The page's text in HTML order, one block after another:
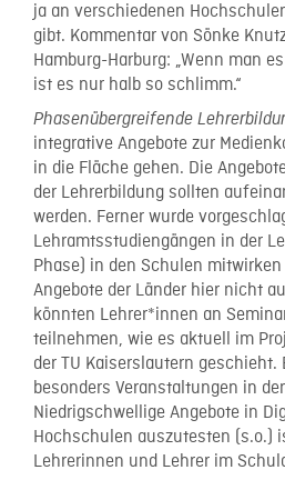
ja an verschiedenen
gibt. Kommentar von Sönke
Hamburg-Harburg: „Wenn man
ist es nur halb so schlimm.“
Phasenübergreifende
integrative Angebote zur
in die Fläche gehen. Die
der Lehrerbildung sollten
werden. Ferner wurde
Lehramtsstudiengängen in der
Phase) in den Schulen
Angebote der Länder hier nicht
könnten Lehrer*innen an
teilnehmen, wie es aktuell im
der TU Kaiserslautern geschieht.
besonders Veranstaltungen in
Niedrigschwellige Angebote in
Hochschulen auszutesten (s.o.)
Lehrerinnen und Lehrer im